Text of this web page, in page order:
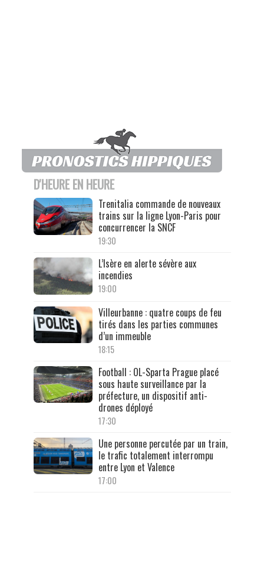
D'HEURE EN HEURE
Trenitalia commande de nouveaux
trains sur la ligne Lyon-Paris pour
concurrencer la SNCF
19:30
L’Isère en alerte sévère aux
incendies
19:00
Villeurbanne : quatre coups de feu
tirés dans les parties communes
d’un immeuble
18:15
Football : OL-Sparta Prague placé
sous haute surveillance par la
préfecture, un dispositif anti-
drones déployé
17:30
Une personne percutée par un train,
le trafic totalement interrompu
entre Lyon et Valence
17:00